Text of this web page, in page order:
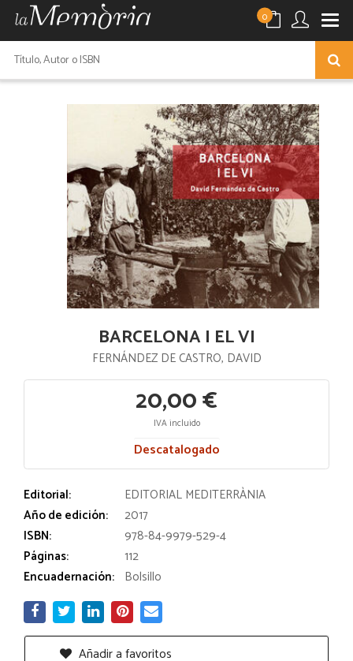
0
BARCELONA I EL VI
FERNÁNDEZ DE CASTRO, DAVID
20,00 €
IVA incluido
Descatalogado
Editorial:
EDITORIAL MEDITERRÀNIA
Año de edición:
2017
ISBN:
978-84-9979-529-4
Páginas:
112
Encuadernación: Bolsillo
Añadir a favoritos